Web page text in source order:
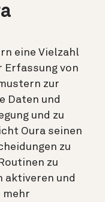
eine Vielzahl
Erfassung von
zur
Daten und
und zu
Oura seinen
zu
zu
und
mehr